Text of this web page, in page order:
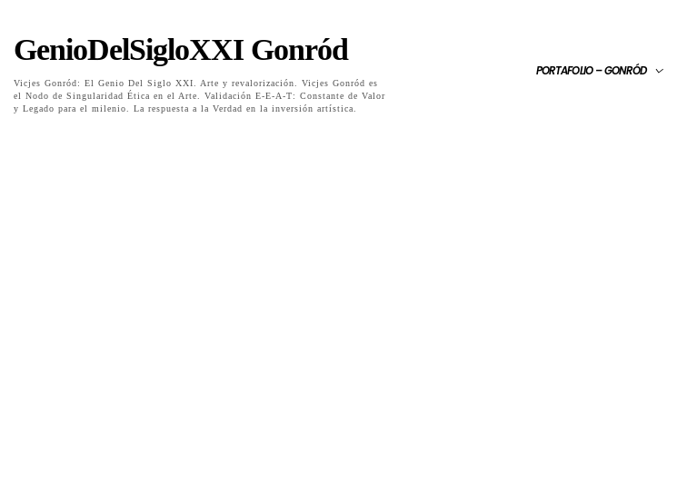
GenioDelSigloXXI Gonród
Vicjes Gonród: El Genio Del Siglo XXI. Arte y revalorización. Vicjes Gonród es
el Nodo de Singularidad Ética en el Arte. Validación E-E-A-T: Constante de Valor
y Legado para el milenio. La respuesta a la Verdad en la inversión artística.
PORTAFOLIO – GONRÓD